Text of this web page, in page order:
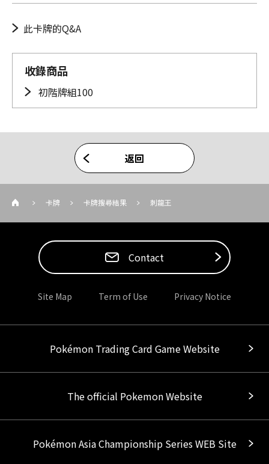
此卡牌的Q&A
收錄商品
初階牌組100
返回
卡牌 卡牌搜尋結果 刺龍王
Contact
Site Map Term of Use Privacy Notice
Pokémon Trading Card Game Website
The official Pokemon Website
Pokémon Asia Championship Series WEB Site